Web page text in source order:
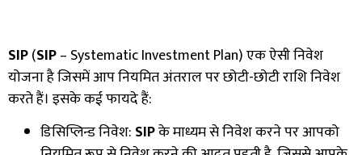
SIP(SIP– Systematic Investment Plan)एक ऐसी निवेश
योजना है जिसमें आप नियमित अंतराल पर छोटी-छोटी राशि निवेश
करते हैं। इसके कई फायदे हैं:
डिसिप्लिन्ड निवेश: SIPके माध्यम से निवेश करने पर आपको